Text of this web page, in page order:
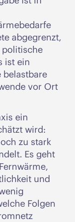
abgegrenzt,
politische
ist ein
belastbare
vor Ort
ein
wird:
zu stark
Es geht
und
Folgen